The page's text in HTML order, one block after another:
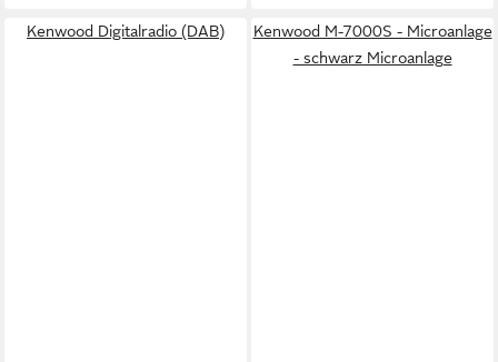
Kenwood Digitalradio (DAB)
Kenwood M-7000S - Microanlage
- schwarz Microanlage